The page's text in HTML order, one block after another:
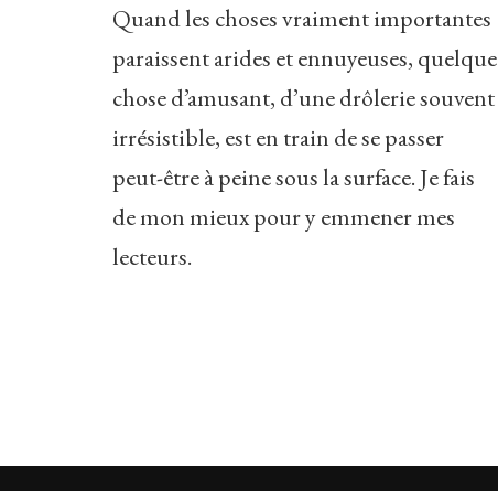
Quand les choses vraiment importantes
paraissent arides et ennuyeuses, quelque
chose d’amusant, d’une drôlerie souvent
irrésistible, est en train de se passer
peut-être à peine sous la surface. Je fais
de mon mieux pour y emmener mes
lecteurs.